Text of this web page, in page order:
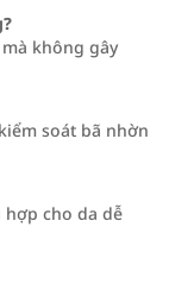
không gây
soát bã nhờn
hợp cho da dễ